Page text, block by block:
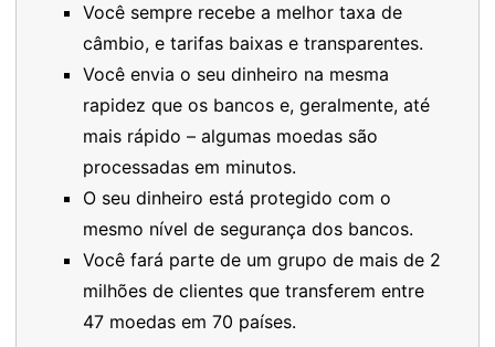
Você sempre recebe a melhor taxa de
câmbio, e tarifas baixas e transparentes.
Você envia o seu dinheiro na mesma
rapidez que os bancos e, geralmente, até
mais rápido – algumas moedas são
processadas em minutos.
O seu dinheiro está protegido com o
mesmo nível de segurança dos bancos.
Você fará parte de um grupo de mais de 2
milhões de clientes que transferem entre
47 moedas em 70 países.